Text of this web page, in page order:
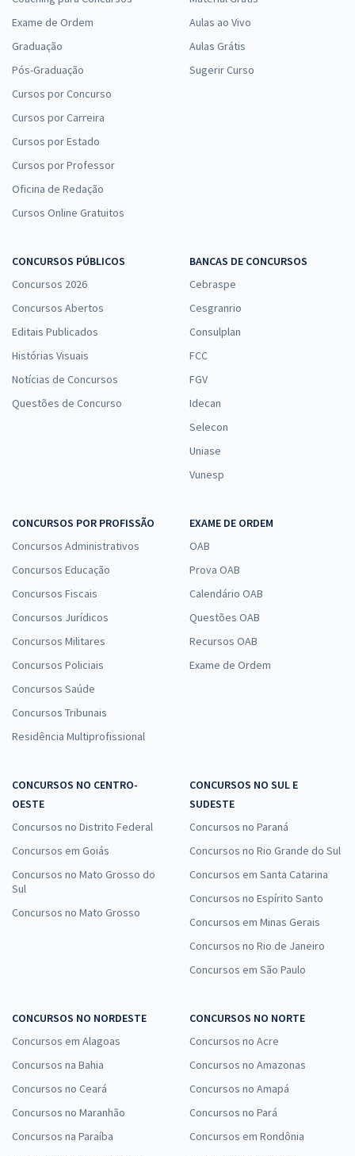
Exame de Ordem
Graduação
Pós-Graduação
Cursos por Concurso
Cursos por Carreira
Cursos por Estado
Cursos por Professor
Oficina de Redação
Cursos Online Gratuitos
Aulas ao Vivo
Aulas Grátis
Sugerir Curso
CONCURSOS PÚBLICOS
Concursos 2026
Concursos Abertos
Editais Publicados
Histórias Visuais
Notícias de Concursos
Questões de Concurso
BANCAS DE CONCURSOS
Cebraspe
Cesgranrio
Consulplan
FCC
FGV
Idecan
Selecon
Uniase
Vunesp
CONCURSOS POR PROFISSÃO
Concursos Administrativos
Concursos Educação
Concursos Fiscais
Concursos Jurídicos
Concursos Militares
Concursos Policiais
Concursos Saúde
Concursos Tribunais
Residência Multiprofissional
EXAME DE ORDEM
OAB
Prova OAB
Calendário OAB
Questões OAB
Recursos OAB
Exame de Ordem
CONCURSOS NO CENTRO-
OESTE
Concursos no Distrito Federal
Concursos em Goiás
Concursos no Mato Grosso do
Sul
Concursos no Mato Grosso
CONCURSOS NO SUL E
SUDESTE
Concursos no Paraná
Concursos no Rio Grande do Sul
Concursos em Santa Catarina
Concursos no Espírito Santo
Concursos em Minas Gerais
Concursos no Rio de Janeiro
Concursos em São Paulo
CONCURSOS NO NORDESTE
Concursos em Alagoas
Concursos na Bahia
Concursos no Ceará
Concursos no Maranhão
Concursos na Paraíba
CONCURSOS NO NORTE
Concursos no Acre
Concursos no Amazonas
Concursos no Amapá
Concursos no Pará
Concursos em Rondônia